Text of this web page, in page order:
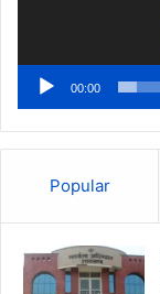
00:00
Popular